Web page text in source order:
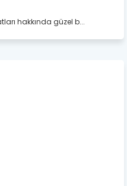
hakkında güzel b...